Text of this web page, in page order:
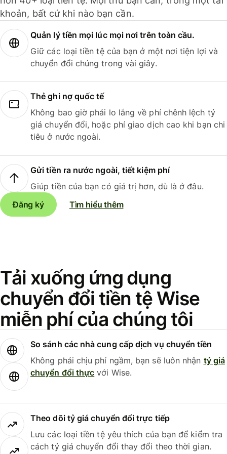
khoản, bất cứ khi nào bạn cần.
Quản lý tiền mọi lúc mọi nơi trên toàn cầu.
Giữ các loại tiền tệ của bạn ở một nơi tiện lợi và
chuyển đổi chúng trong vài giây.
Thẻ ghi nợ quốc tế
Không bao giờ phải lo lắng về phí chênh lệch tỷ
giá chuyển đổi, hoặc phí giao dịch cao khi bạn chi
tiêu ở nước ngoài.
Gửi tiền ra nước ngoài, tiết kiệm phí
Giúp tiền của bạn có giá trị hơn, dù là ở đâu.
Đăng ký
Tìm hiểu thêm
Tải xuống ứng dụng
chuyển đổi tiền tệ Wise
miễn phí của chúng tôi
So sánh các nhà cung cấp dịch vụ chuyển tiền
Không phải chịu phí ngầm, bạn sẽ luôn nhận tỷ giá
chuyển đổi thực với Wise.
Theo dõi tỷ giá chuyển đổi trực tiếp
Lưu các loại tiền tệ yêu thích của bạn để kiểm tra
cách tỷ giá chuyển đổi thay đổi theo thời gian.